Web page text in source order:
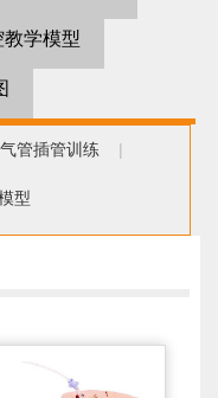
教学模型
气管插管训练 |
型